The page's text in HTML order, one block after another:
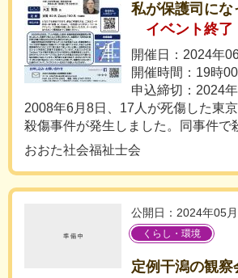
私が保護司にな
イベント終了
開催日：2024年
開催時間：19時
申込締切：2024
2008年6月8日、17人が死傷した東
殺傷事件が発生しました。同事件で
おおた社会福祉士会
公開日：2024年05
くらし・環境
定例干潟の観察